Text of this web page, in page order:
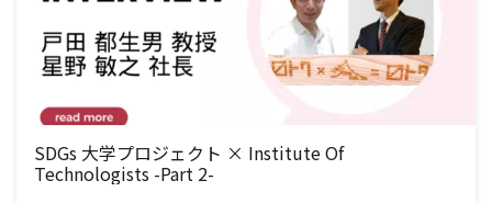
SDGs 大学プロジェクト × Institute Of
Technologists -Part 2-